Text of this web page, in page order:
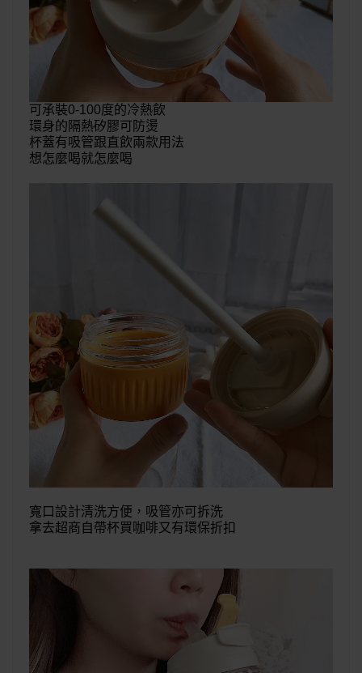
可承裝0-100度的冷熱飲
環身的隔熱矽膠可防燙
杯蓋有吸管跟直飲兩款用法
想怎麼喝就怎麼喝
寬口設計清洗方便，吸管亦可拆洗
拿去超商自帶杯買咖啡又有環保折扣